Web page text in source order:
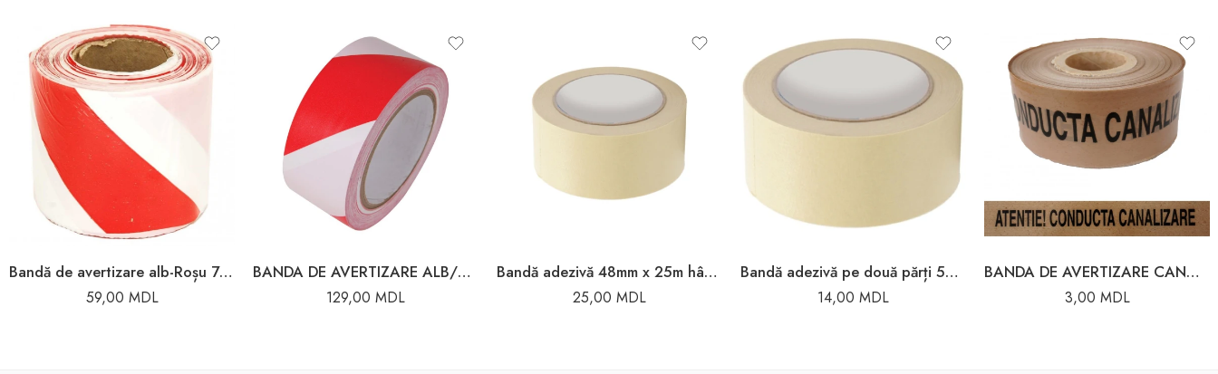
Bandă de avertizare alb-Roșu 75mm x 100m
59,00 MDL
BANDA DE AVERTIZARE ALB/ROSU 80MM*200M
129,00 MDL
Bandă adezivă 48mm x 25m hârtie Toya
25,00 MDL
Bandă adezivă pe două părți 50mmx5m Vorel
14,00 MDL
BANDA DE AVERTIZARE CANALIZARE 10CM 500M
3,00 MDL